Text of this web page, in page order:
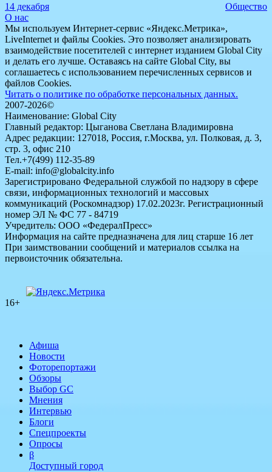
14 декабря
Общество
О нас
Мы используем Интернет-сервис «Яндекс.Метрика»,
LiveInternet и файлы Cookies. Это позволяет анализировать
взаимодействие посетителей с интернет изданием Global City
и делать его лучше. Оставаясь на сайте Global City, вы
соглашаетесь с использованием перечисленных сервисов и
файлов Cookies.
Читать о политике по обработке персональных данных.
2007-2026©
Наименование: Global City
Главный редактор: Цыганова Светлана Владимировна
Адрес редакции: 127018, Россия, г.Москва, ул. Полковая, д. 3,
стр. 3, офис 210
Тел.+7(499) 112-35-89
E-mail: info@globalcity.info
Зарегистрировано Федеральной службой по надзору в сфере
связи, информационных технологий и массовых
коммуникаций (Роскомнадзор) 17.02.2023г. Регистрационный
номер ЭЛ № ФС 77 - 84719
Учредитель: ООО «ФедералПресс»
Информация на сайте предназначена для лиц старше 16 лет
При заимствовании сообщений и материалов ссылка на
первоисточник обязательна.
16+
Афиша
Новости
Фоторепортажи
Обзоры
Выбор GC
Мнения
Интервью
Блоги
Спецпроекты
Опросы
β
Доступный город